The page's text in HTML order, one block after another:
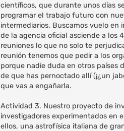
científicos, que durante unos días
programar el trabajo futuro con
intermediarios. Buscamos vuelo
de la agencia oficial asciende a los
reuniones lo que no solo te
reunión tenemos que pedir a los
porque nadie duda en otros
de que has pernoctado allí (¡¿un
que vas a engañarla.
Actividad 3. Nuestro proyecto de
investigadores experimentados en
ellos, una astrofísica italiana de